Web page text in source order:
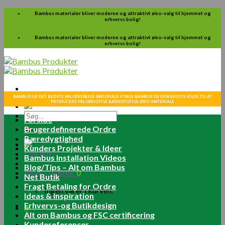
Skip
Bambus materialer bliver moderne og attraktivt øko-valg til hjemmet og
erhvervs bolig!
Bambus materialer bliver moderne og attraktivt øko-valg til hjemmet og
erhvervs bolig!
Søg
efter:
Log ind
Kurv /0.00kr.0
Ingen varer i kurven.
0
BAMBUS ER DET BEDSTE MILJØVENLIGE MATERIALE FORDI BAMBUS ER DEN BEDSTE KILDE TIL AT
PRODUCERE MILJØRIGTIGE BÆREDYGTIGE ØKO-MATERIALE
Forside
Brugerdefinerede Ordre
Bæredygtighed
Kunders Projekter & Ideer
Bambus Installation Videos
Blog/Tips – Alt om Bambus
Net Butik
Fragt Betaling for Ordre
Ideas & Inspiration
Erhvervs-og Butikdesign
Alt om Bambus og FSC certificering